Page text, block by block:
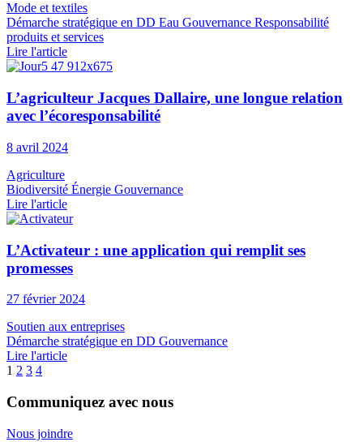
Mode et textiles
Démarche stratégique en DD Eau Gouvernance Responsabilité
produits et services
Lire l'article
L’agriculteur Jacques Dallaire, une longue relation
avec l’écoresponsabilité
8 avril 2024
Agriculture
Biodiversité Énergie Gouvernance
Lire l'article
L’Activateur : une application qui remplit ses
promesses
27 février 2024
Soutien aux entreprises
Démarche stratégique en DD Gouvernance
Lire l'article
1 2 3 4
Communiquez avec nous
Nous joindre